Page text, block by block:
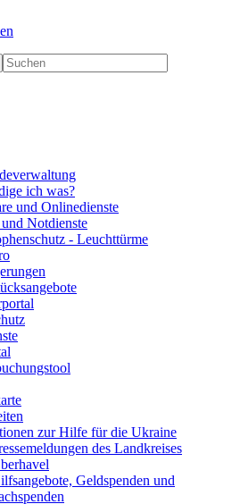
ich was?
und Onlinedienste
Notdienste
- Leuchttürme
zur Hilfe für die Ukraine
des Landkreises
Geldspenden und